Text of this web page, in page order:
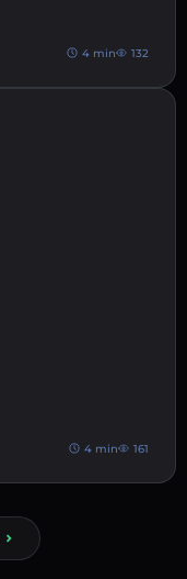
4 min 132
4 min 161